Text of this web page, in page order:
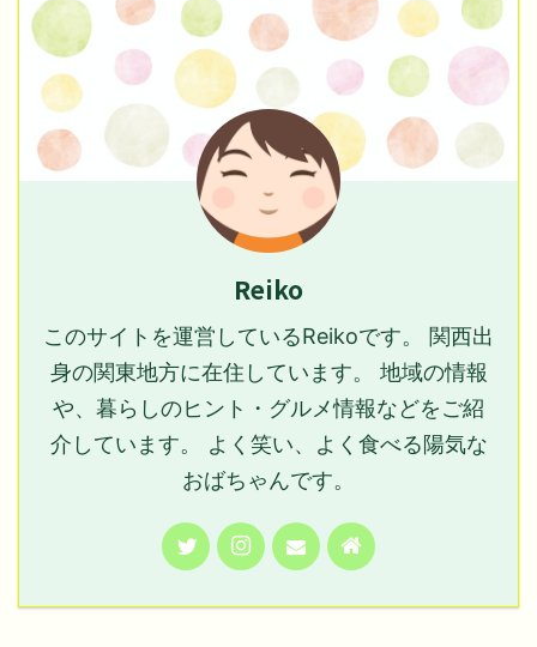
Reiko
このサイトを運営しているReikoです。 関西出
身の関東地方に在住しています。 地域の情報
や、暮らしのヒント・グルメ情報などをご紹
介しています。 よく笑い、よく食べる陽気な
おばちゃんです。